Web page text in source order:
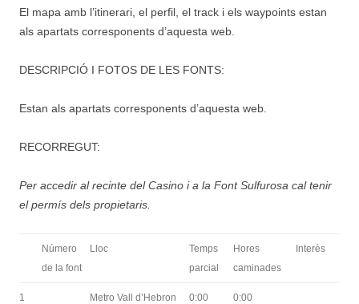
El mapa amb l’itinerari, el perfil, el track i els waypoints estan
als apartats corresponents d’aquesta web.
DESCRIPCIÓ I FOTOS DE LES FONTS:
Estan als apartats corresponents d’aquesta web.
RECORREGUT:
Per accedir al recinte del Casino i a la Font Sulfurosa cal tenir
el permís dels propietaris.
Número
de la font
Lloc
Temps
parcial
Hores
caminades
Interès
1 Metro Vall d’Hebron 0:00 0:00